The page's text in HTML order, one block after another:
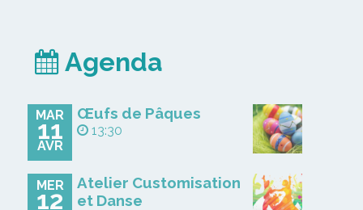
Agenda
MAR
11
AVR
Œufs de Pâques
13:30
MER
12
Atelier Customisation
et Danse